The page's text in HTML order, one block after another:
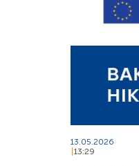
13.05.2026
13:29